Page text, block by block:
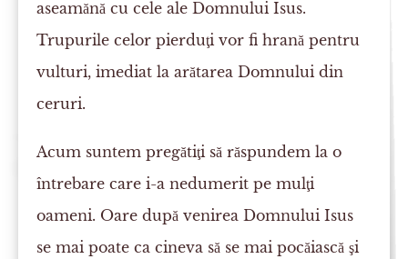
aseamănă cu cele ale Domnului Isus.
Trupurile celor pierduţi vor fi hrană pentru
vulturi, imediat la arătarea Domnului din
ceruri.
Acum suntem pregătiţi să răspundem la o
întrebare care i-a nedumerit pe mulţi
oameni. Oare după venirea Domnului Isus
se mai poate ca cineva să se mai pocăiască şi